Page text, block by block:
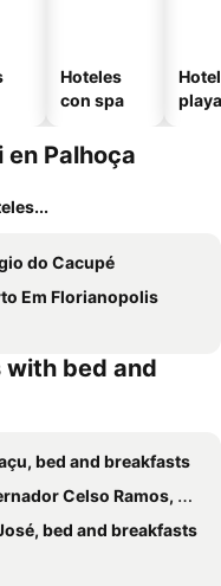
Hoteles
con spa
playa
Palhoça
do Cacupé
Em Florianopolis
bed and
bed and breakfasts
Celso Ramos, bed and breakfasts
bed and breakfasts